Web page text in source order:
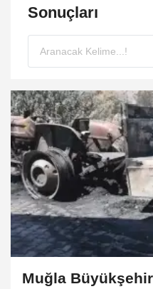
Sonuçları
Muğla